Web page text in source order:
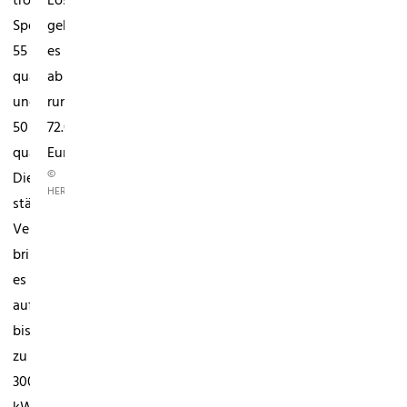
Sportback
55
quattro
und
50
quattro.
Die
stärkere
Version
bringt
es
auf
bis
zu
300
geht
es
ab
rund
72.000
Euro.
©
HERSTELLER